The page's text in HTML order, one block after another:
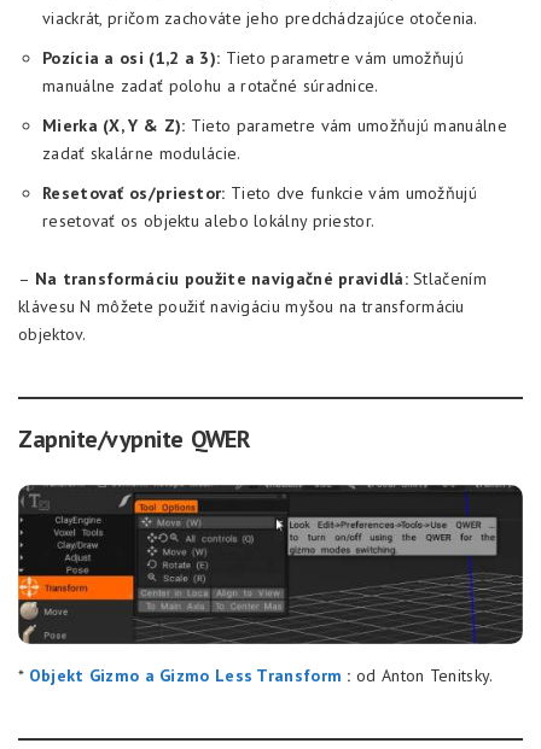
viackrát, pričom zachováte jeho predchádzajúce otočenia.
Pozícia a osi (1,2 a 3): Tieto parametre vám umožňujú
manuálne zadať polohu a rotačné súradnice.
Mierka (X, Y & Z): Tieto parametre vám umožňujú manuálne
zadať skalárne modulácie.
Resetovať os/priestor: Tieto dve funkcie vám umožňujú
resetovať os objektu alebo lokálny priestor.
– Na transformáciu použite navigačné pravidlá:Stlačením
klávesu N môžete použiť navigáciu myšou na transformáciu
objektov.
Zapnite/vypnite QWER
* Objekt Gizmo a Gizmo Less Transform : od Anton Tenitsky.